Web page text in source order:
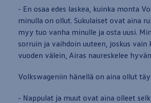
- En osaa edes laskea, kuinka monta
minulla on ollut. Sukulaiset ovat aina
myy tuo vanha minulle ja osta uusi.
sorruin ja vaihdoin uuteen, joskus vain
vuoden välein, Airas naureskelee
Volkswageniin hänellä on aina ollut
- Nappulat ja muut ovat aina olleet